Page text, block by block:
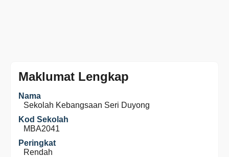
Maklumat Lengkap
Nama
Sekolah Kebangsaan Seri Duyong
Kod Sekolah
MBA2041
Peringkat
Rendah